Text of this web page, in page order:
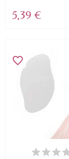
5,39 €
favorite_border